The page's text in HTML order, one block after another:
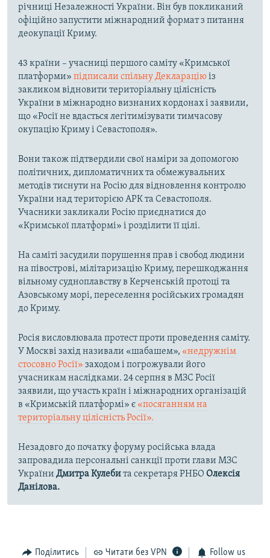
річниці Незалежності України. Він був покликаний
офіційно запустити міжнародний формат з питання
деокупації Криму.
43 країни – учасниці першого саміту «Кримської
платформи» підписали спільну Деклараціюіз
закликом відновити територіальну цілісність
України в міжнародно визнаних кордонах і заявили,
що «Росії не вдасться легітимізувати тимчасову
окупацію Криму і Севастополя».
Вони також підтвердили свої наміри за допомогою
політичних, дипломатичних та обмежувальних
методів тиснути на Росію для відновлення контролю
України над територією АРК та Севастополя.
Учасники закликали Росію приєднатися до
«Кримської платформі» і розділити її цілі.
На саміті засудили порушення прав і свобод людини
на півострові, мілітаризацію Криму, перешкоджання
вільному судноплавству в Керченській протоці та
Азовському морі, переселення російських громадян
до Криму.
Росія висловлювала протест проти проведення саміту.
У Москві захід називали «шабашем», «недружнім
стосовно Росії» заходом і погрожували його
учасникам наслідками. 24 серпня в МЗС Росії
заявили, що участь країн і міжнародних організацій
в «Кримській платформі» є «посяганням на
територіальну цілісність Росії».
Незадовго до початку форуму російська влада
запровадила персональні санкції проти глави МЗС
України Дмитра Кулебита секретаря РНБО Олексія
Данілова.
Поділитись Читати без VPN Follow us